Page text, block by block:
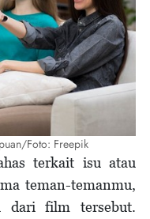
Foto: Freepik
terkait isu atau
teman-temanmu,
dari film tersebut.